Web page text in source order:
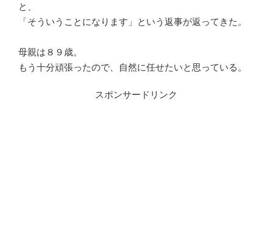
と、
「そういうことになります」という返事が返ってきた。
母親は８９歳。
もう十分頑張ったので、自然に任せたいと思っている。
スポンサードリンク